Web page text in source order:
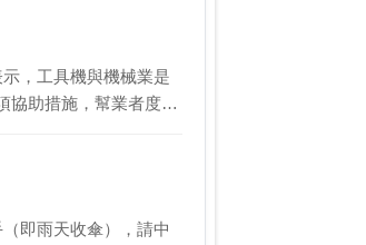
，工具機與機械業是
協助措施，幫業者度過
即雨天收傘），請中